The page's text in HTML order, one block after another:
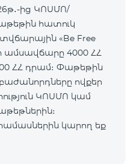
ից ԿՈՍՄՈ/
հատուկ
«Be Free
ամսավճարը 4000 ՀՀ
Փաթեթին
ովքեր
ԿՈՍՄՈ կամ
կարող եք